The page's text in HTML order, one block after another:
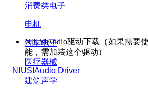
NIUSIAudio驱动下载 （如果需要
能，需加装这个驱动）
NIUSIAudio Driver
消费类电子
电机
汽车电子
医疗器械
建筑声学